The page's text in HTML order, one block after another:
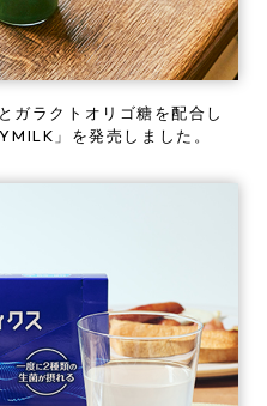
ガラクトオリゴ糖を配合し
」を発売しました。